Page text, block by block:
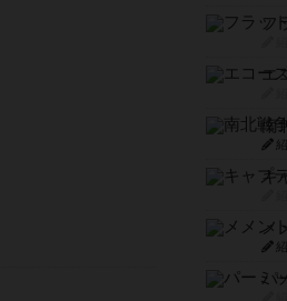
フ
エ
南
パ